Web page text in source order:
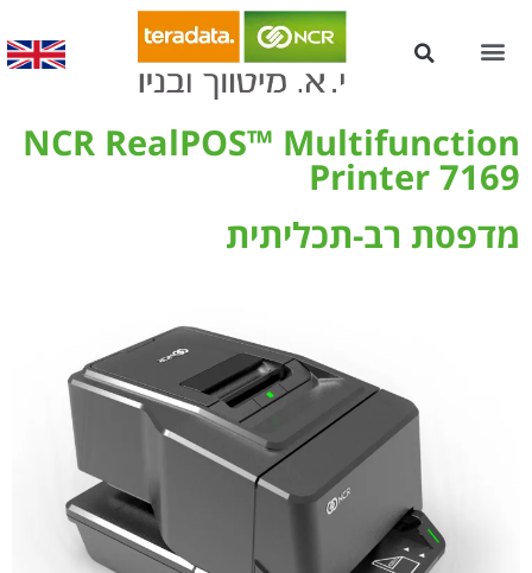
NCR RealPOS™ Multifunction
Printer 7169
מדפסת רב-תכליתית